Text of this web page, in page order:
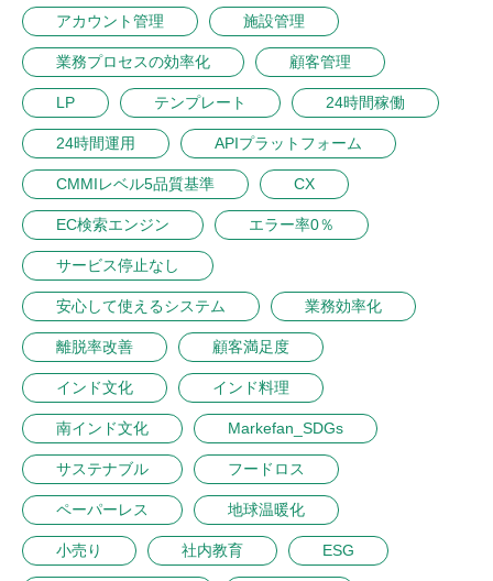
アカウント管理 施設管理
業務プロセスの効率化 顧客管理
LP テンプレート 24時間稼働
24時間運用 APIプラットフォーム
CMMIレベル5品質基準 CX
EC検索エンジン エラー率0％
サービス停止なし
安心して使えるシステム 業務効率化
離脱率改善 顧客満足度
インド文化 インド料理
南インド文化 Markefan_SDGs
サステナブル フードロス
ペーパーレス 地球温暖化
小売り 社内教育 ESG